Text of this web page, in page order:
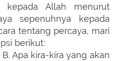
kepada Allah menurut
sepenuhnya kepada
tentang percaya, mari
berikut:
Apa kira-kira yang akan